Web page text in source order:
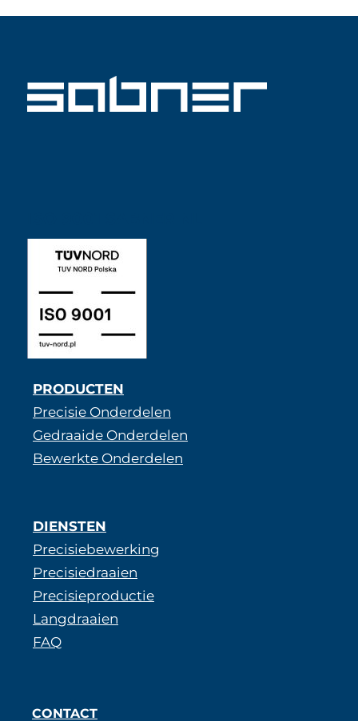
PRODUCTEN
Precisie Onderdelen
Gedraaide Onderdelen
Bewerkte Onderdelen
DIENSTEN
Precisiebewerking
Precisiedraaien
Precisieproductie
Langdraaien
FAQ
CONTACT